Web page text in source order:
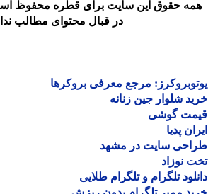
حقوق این سایت برای قطره محفوظ است.
در قبال محتوای مطالب ندارد.
مرجع معرفی بروکرها
شلوار جین زنانه
گوشی
پدیا
سایت در مشهد
نوزاد
تلگرام و تلگرام طلایی